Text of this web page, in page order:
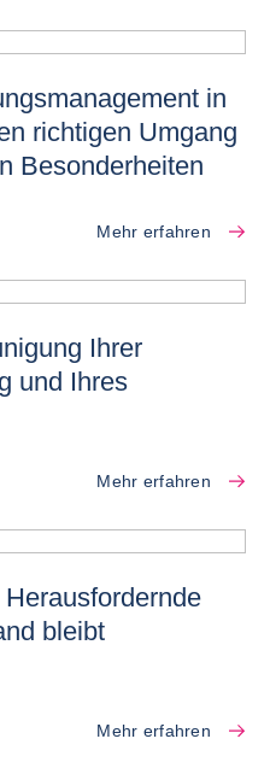
in
richtigen Umgang
Besonderheiten
Mehr erfahren
Ihrer
und Ihres
Mehr erfahren
bleibt
Mehr erfahren